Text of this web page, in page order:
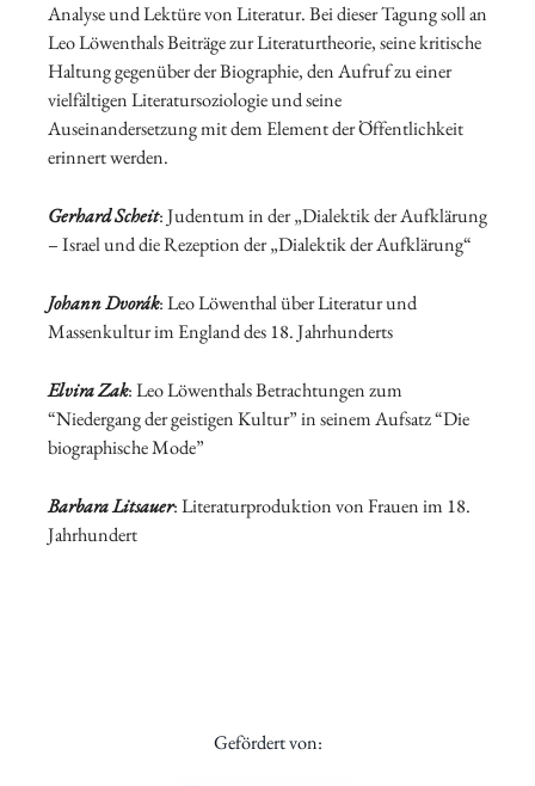
Analyse und Lektüre von Literatur. Bei dieser Tagung soll an
Leo Löwenthals Beiträge zur Literaturtheorie, seine kritische
Haltung gegenüber der Biographie, den Aufruf zu einer
vielfältigen Literatursoziologie und seine
Auseinandersetzung mit dem Element der Öffentlichkeit
erinnert werden.
Gerhard Scheit: Judentum in der „Dialektik der Aufklärung
– Israel und die Rezeption der „Dialektik der Aufklärung“
Johann Dvorák: Leo Löwenthal über Literatur und
Massenkultur im England des 18. Jahrhunderts
Elvira Zak: Leo Löwenthals Betrachtungen zum
“Niedergang der geistigen Kultur” in seinem Aufsatz “Die
biographische Mode”
Barbara Litsauer: Literaturproduktion von Frauen im 18.
Jahrhundert
Gefördert von: